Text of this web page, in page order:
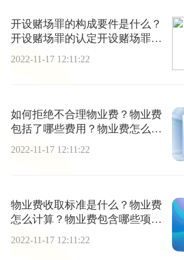
开设赌场罪的构成要件是什么？
开设赌场罪的认定开设赌场罪概
2022-11-17 12:11:22
如何拒绝不合理物业费？物业费
包括了哪些费用？物业费怎么
2022-11-17 12:11:22
物业费收取标准是什么？物业费
怎么计算？物业费包含哪些项
目？
2022-11-17 12:11:22